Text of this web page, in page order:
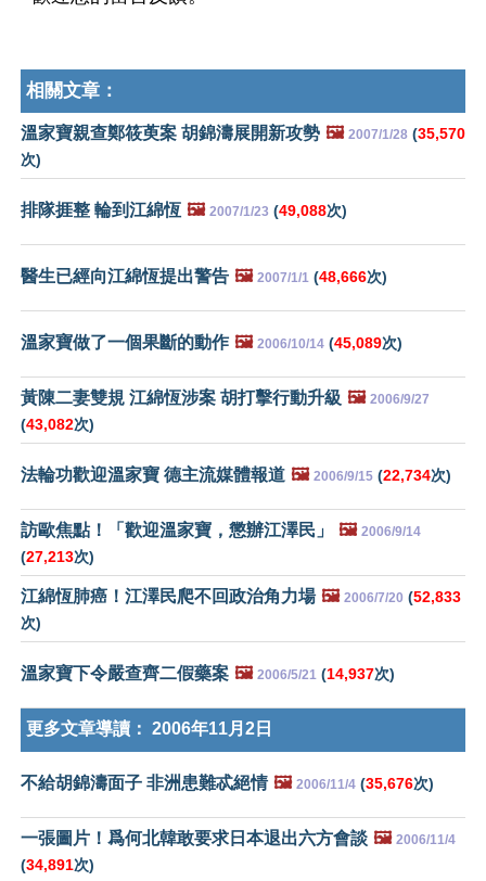
相關文章：
溫家寶親查鄭筱萸案 胡錦濤展開新攻勢 🖼️ 2007/1/28 (35,570
次)
排隊捱整 輪到江綿恆 🖼️ 2007/1/23 (49,088次)
醫生已經向江綿恆提出警告 🖼️ 2007/1/1 (48,666次)
溫家寶做了一個果斷的動作 🖼️ 2006/10/14 (45,089次)
黃陳二妻雙規 江綿恆涉案 胡打擊行動升級 🖼️ 2006/9/27
(43,082次)
法輪功歡迎溫家寶 德主流媒體報道 🖼️ 2006/9/15 (22,734次)
訪歐焦點！「歡迎溫家寶，懲辦江澤民」 🖼️ 2006/9/14
(27,213次)
江綿恆肺癌！江澤民爬不回政治角力場 🖼️ 2006/7/20 (52,833
次)
溫家寶下令嚴查齊二假藥案 🖼️ 2006/5/21 (14,937次)
更多文章導讀： 2006年11月2日
不給胡錦濤面子 非洲患難忒絕情 🖼️ 2006/11/4 (35,676次)
一張圖片！爲何北韓敢要求日本退出六方會談 🖼️ 2006/11/4
(34,891次)